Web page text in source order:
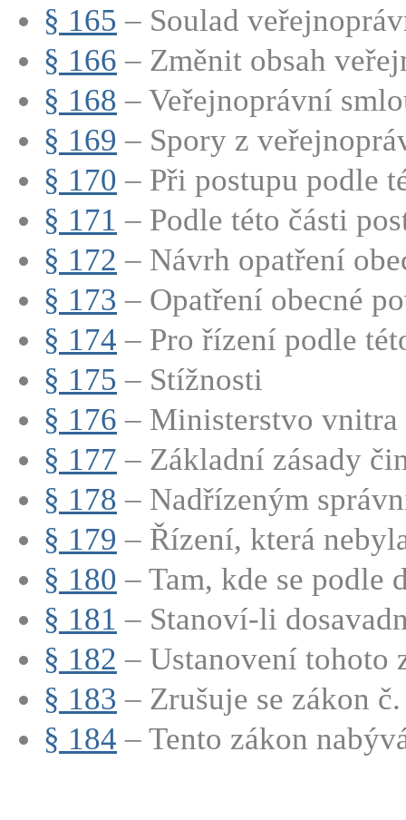
§ 165 – Soulad
§ 166 – Změnit obsah
§ 168 – Veřejnoprávní
§ 169 – Spory z
§ 170 – Při postupu podle
§ 171 – Podle této části
§ 172 – Návrh opatření
§ 173 – Opatření obecné
§ 174 – Pro řízení podle
§ 175 – Stížnosti
§ 176 – Ministerstvo vnitra
§ 177 – Základní zásady
§ 178 – Nadřízeným
§ 179 – Řízení, která
§ 180 – Tam, kde se podle
§ 181 – Stanoví-li
§ 182 – Ustanovení tohoto
§ 183 – Zrušuje se zákon
§ 184 – Tento zákon